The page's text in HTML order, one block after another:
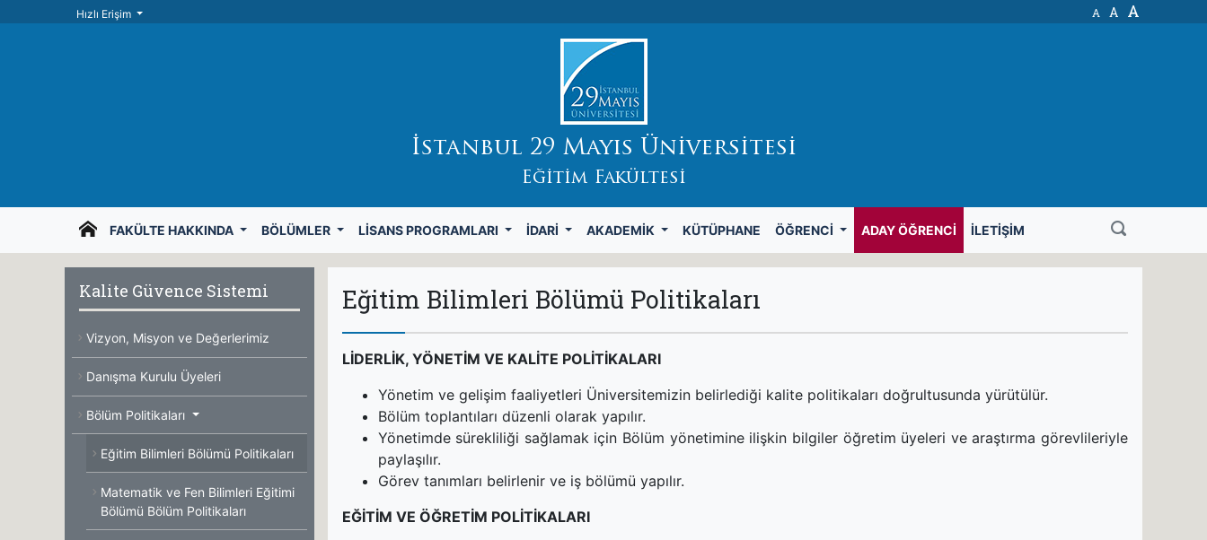
Hızlı Erişim A A A
İstanbul 29 Mayıs Üniversitesi
Eğitim Fakültesi
FAKÜLTE HAKKINDA BÖLÜMLER LISANS PROGRAMLARI İDARI AKADEMIK KÜTÜPHANE ÖĞRENCI ADAY ÖĞRENCI İLETIŞIM
Kalite Güvence Sistemi
Vizyon, Misyon ve Değerlerimiz
Danışma Kurulu Üyeleri
Bölüm Politikaları
Eğitim Bilimleri Bölümü Politikaları
Matematik ve Fen Bilimleri Eğitimi
Bölümü Bölüm Politikaları
Eğitim Bilimleri Bölümü Politikaları
LİDERLİK, YÖNETİM VE KALİTE POLİTİKALARI
Yönetim ve gelişim faaliyetleri Üniversitemizin belirlediği kalite politikaları doğrultusunda yürütülür.
Bölüm toplantıları düzenli olarak yapılır.
Yönetimde sürekliliği sağlamak için Bölüm yönetimine ilişkin bilgiler öğretim üyeleri ve araştırma görevlileriyle
paylaşılır.
Görev tanımları belirlenir ve iş bölümü yapılır.
EĞİTİM VE ÖĞRETİM POLİTİKALARI